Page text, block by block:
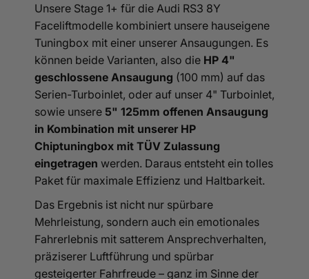
Unsere Stage 1+ für die Audi RS3 8Y
Faceliftmodelle kombiniert unsere hauseigene
Tuningbox mit einer unserer Ansaugungen. Es
können beide Varianten, also die HP 4"
geschlossene Ansaugung (100 mm) auf das
Serien-Turboinlet, oder auf unser 4" Turboinlet,
sowie unsere 5" 125mm offenen Ansaugung
in Kombination mit unserer HP
Chiptuningbox mit TÜV Zulassung
eingetragen werden. Daraus entsteht ein tolles
Paket für maximale Effizienz und Haltbarkeit.
Das Ergebnis ist nicht nur spürbare
Mehrleistung, sondern auch ein emotionales
Fahrerlebnis mit satterem Ansprechverhalten,
präziserer Luftführung und spürbar
gesteigerter Fahrfreude – ganz im Sinne der